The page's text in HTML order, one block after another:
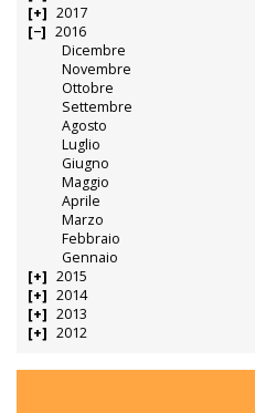
2017
2016
Dicembre
Novembre
Ottobre
Settembre
Agosto
Luglio
Giugno
Maggio
Aprile
Marzo
Febbraio
Gennaio
2015
2014
2013
2012